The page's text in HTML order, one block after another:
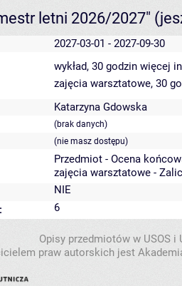
letni 2026/2027"
2027-03-01 - 2027-09-30
wykład, 30 godzin więcej
zajęcia warsztatowe, 30
Katarzyna Gdowska
(brak danych)
(nie masz dostępu)
Przedmiot - Ocena
zajęcia warsztatowe -
NIE
6
Opisy przedmiotów w USOS
praw autorskich jest